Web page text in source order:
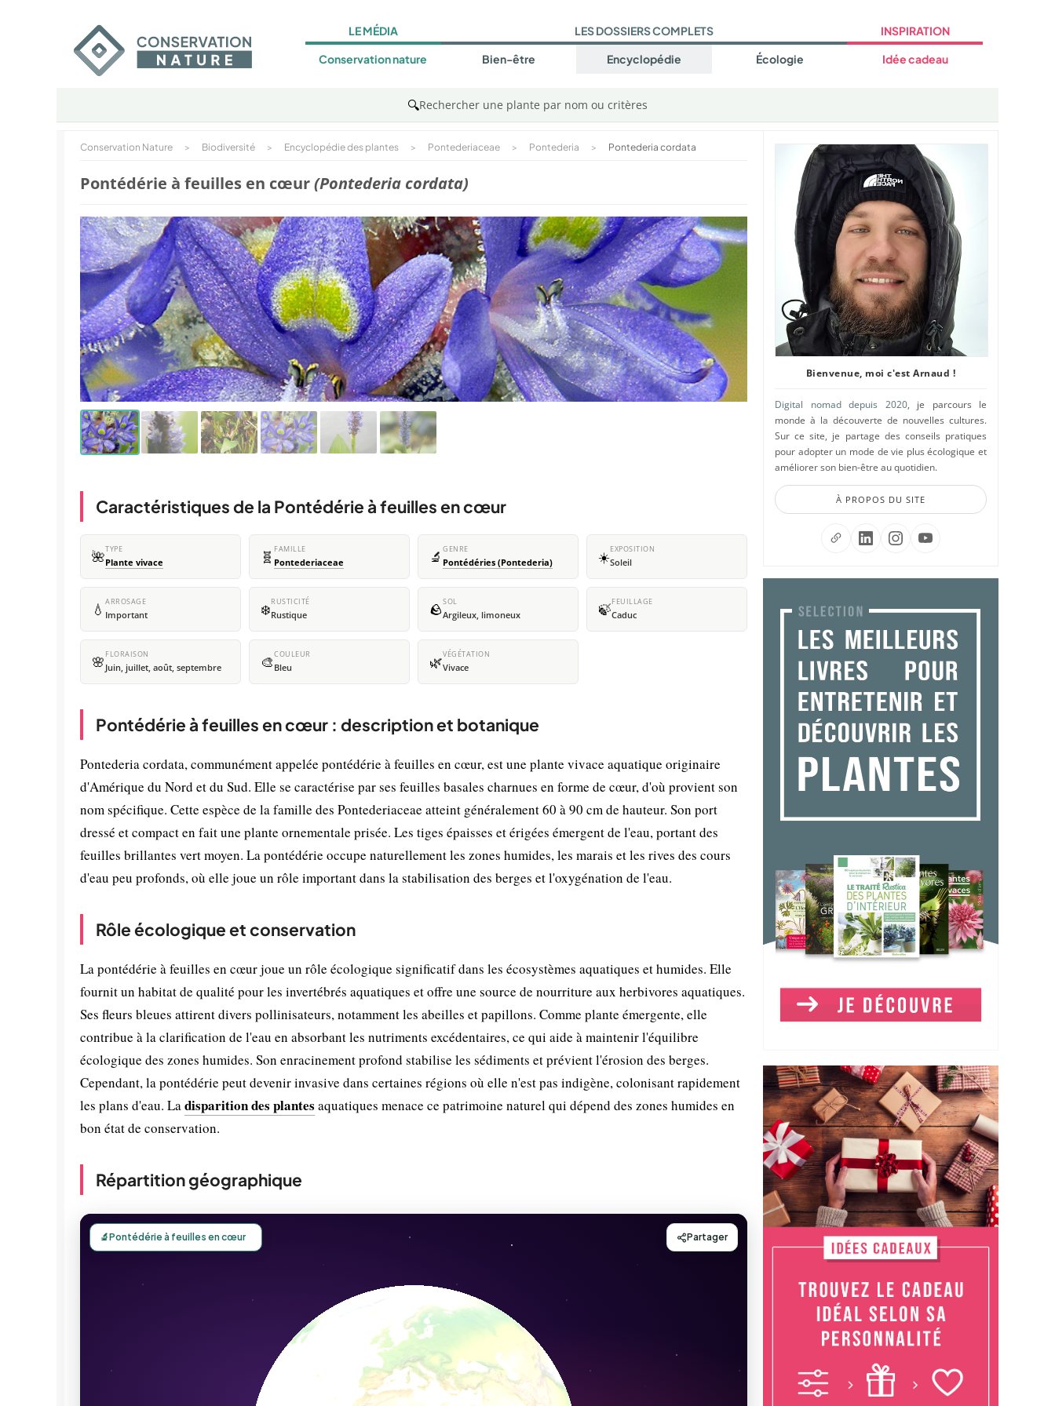
LE MÉDIA
Conservation nature
LES DOSSIERS COMPLETS
Bien-être Encyclopédie Écologie
INSPIRATION
Idée cadeau
🔍Rechercher une plante par nom ou critères
Conservation Nature > Biodiversité > Encyclopédie des plantes > Pontederiaceae > Pontederia > Pontederia cordata
Pontédérie à feuilles en cœur(Pontederia cordata)
Caractéristiques de la Pontédérie à feuilles en cœur
🌺TYPE
Plante vivace 🧬 FAMILLE
Pontederiaceae 🔬 GENRE
Pontédéries (Pontederia) ☀️EXPOSITION
Soleil
💧 ARROSAGE
Important ❄️RUSTICITÉ
Rustique 🪨SOL
Argileux, limoneux 🍃FEUILLAGE
Caduc
🌸 FLORAISON
Juin, juillet, août, septembre 🎨COULEUR
Bleu 🌿VÉGÉTATION
Vivace
Pontédérie à feuilles en cœur : description et botanique
Pontederia cordata, communément appelée pontédérie à feuilles en cœur, est une plante vivace aquatique originaire
d'Amérique du Nord et du Sud. Elle se caractérise par ses feuilles basales charnues en forme de cœur, d'où provient son
nom spécifique. Cette espèce de la famille des Pontederiaceae atteint généralement 60 à 90 cm de hauteur. Son port
dressé et compact en fait une plante ornementale prisée. Les tiges épaisses et érigées émergent de l'eau, portant des
feuilles brillantes vert moyen. La pontédérie occupe naturellement les zones humides, les marais et les rives des cours
d'eau peu profonds, où elle joue un rôle important dans la stabilisation des berges et l'oxygénation de l'eau.
Rôle écologique et conservation
La pontédérie à feuilles en cœur joue un rôle écologique significatif dans les écosystèmes aquatiques et humides. Elle
fournit un habitat de qualité pour les invertébrés aquatiques et offre une source de nourriture aux herbivores aquatiques.
Ses fleurs bleues attirent divers pollinisateurs, notamment les abeilles et papillons. Comme plante émergente, elle
contribue à la clarification de l'eau en absorbant les nutriments excédentaires, ce qui aide à maintenir l'équilibre
écologique des zones humides. Son enracinement profond stabilise les sédiments et prévient l'érosion des berges.
Cependant, la pontédérie peut devenir invasive dans certaines régions où elle n'est pas indigène, colonisant rapidement
les plans d'eau. Ladisparition des plantes aquatiques menace ce patrimoine naturel qui dépend des zones humides en
bon état de conservation.
Répartition géographique
Bienvenue, moi c'est Arnaud !
Digital nomad depuis 2020, je parcours le
monde à la découverte de nouvelles cultures.
Sur ce site, je partage des conseils pratiques
pour adopter un mode de vie plus écologique et
améliorer son bien-être au quotidien.
À PROPOS DU SITE